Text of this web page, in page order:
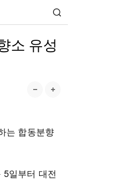
소 유성
는 합동분향
일부터 대전